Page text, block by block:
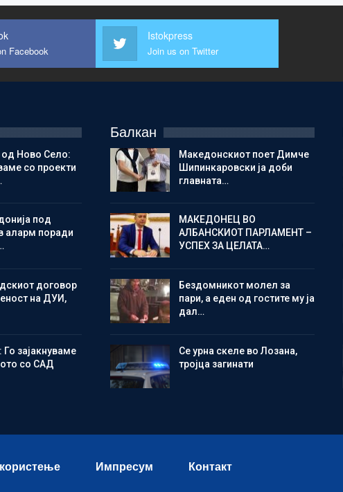
Facebook
Istokpress
Join us on Twitter
Ново Село:
со проекти
под
аларм поради
договор
на ДУИ,
зајакнуваме
со САД
Балкан
Македонскиот поет Димче
Шипинкаровски ја доби
главната…
МАКЕДОНЕЦ ВО
АЛБАНСКИОТ ПАРЛАМЕНТ –
УСПЕХ ЗА ЦЕЛАТА…
Бездомникот молел за
пари, а еден од гостите му ја
дал…
Се урна скеле во Лозана,
тројца загинати
Импресум Контакт